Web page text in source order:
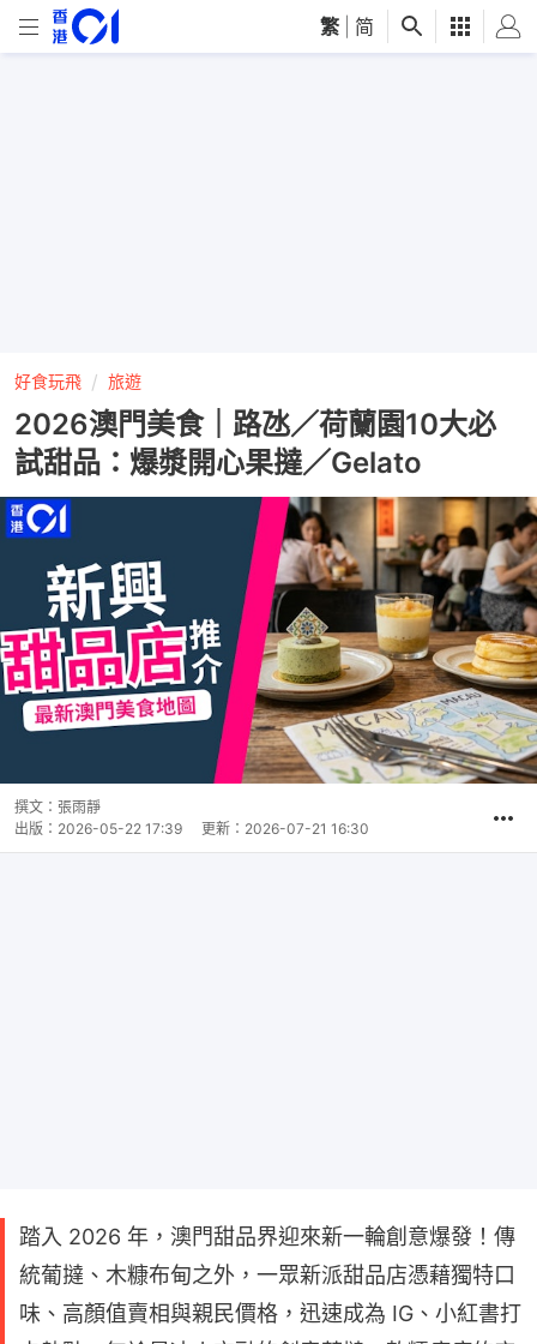
繁 简
好食玩飛 旅遊
2026澳門美食｜路氹／荷蘭園10大必
試甜品：爆漿開心果撻／Gelato
撰文： 張雨靜
出版： 2026-05-22 17:39 更新： 2026-07-21 16:30
踏入 2026 年，澳門甜品界迎來新一輪創意爆發！傳
統葡撻、木糠布甸之外，一眾新派甜品店憑藉獨特口
味、高顏值賣相與親民價格，迅速成為 IG、小紅書打